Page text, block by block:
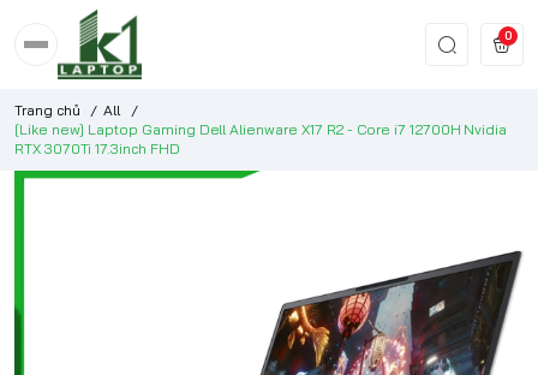
0
Trang chủ / All
/
[Like new] Laptop Gaming Dell Alienware X17 R2 - Core i7 12700H Nvidia
RTX 3070Ti 17.3inch FHD